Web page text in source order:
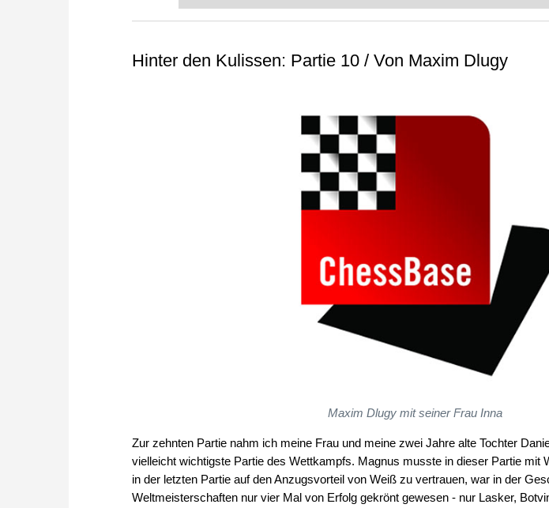
zuvor.
Hinter den Kulissen: Partie 10 / Von Maxim Dlugy
Maxim Dlugy mit seiner Frau Inna
Zur zehnten Partie nahm ich meine Frau und meine zwei Jahre alte Tochter
vielleicht wichtigste Partie des Wettkampfs. Magnus musste in dieser Partie mit
in der letzten Partie auf den Anzugsvorteil von Weiß zu vertrauen, war in der
Weltmeisterschaften nur vier Mal von Erfolg gekrönt gewesen - nur Lasker,